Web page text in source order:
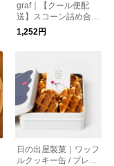
graf｜【クール便配
送】スコーン詰め合わ
せ
1,252円
日の出屋製菓｜ワッフ
ルクッキー缶 / プレー